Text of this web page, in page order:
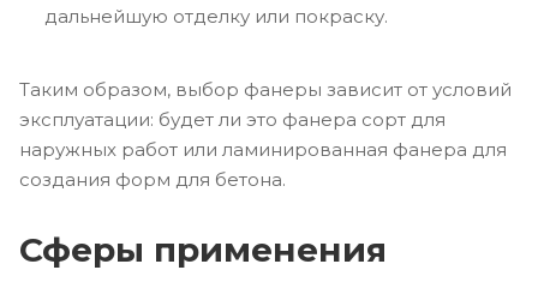
дальнейшую отделку или покраску.
Таким образом, выбор фанеры зависит от условий
эксплуатации: будет ли это фанера сорт для
наружных работ или ламинированная фанера для
создания форм для бетона.
Сферы применения